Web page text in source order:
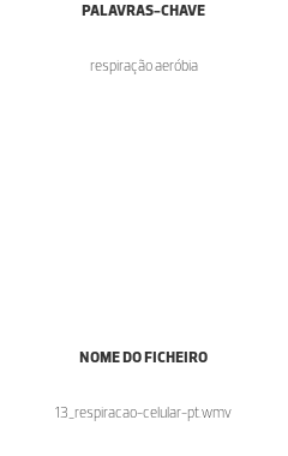
PALAVRAS-CHAVE
respiração aeróbia
NOME DO FICHEIRO
13_respiracao-celular-pt.wmv